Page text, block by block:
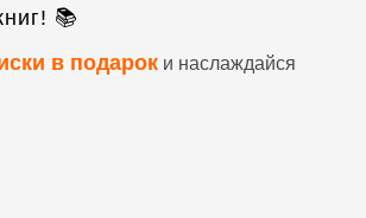
📚
в подарок и наслаждайся